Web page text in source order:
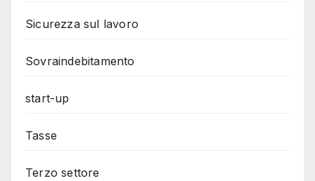
Sicurezza sul lavoro
Sovraindebitamento
start-up
Tasse
Terzo settore